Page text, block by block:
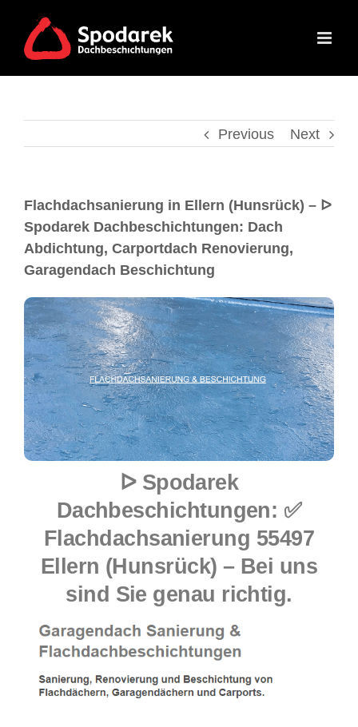
Previous Next
Flachdachsanierung in Ellern (Hunsrück) – ᐅ
Spodarek Dachbeschichtungen: Dach
Abdichtung, Carportdach Renovierung,
Garagendach Beschichtung
ᐅ Spodarek
Dachbeschichtungen: ✅
Flachdachsanierung 55497
Ellern (Hunsrück) – Bei uns
sind Sie genau richtig.